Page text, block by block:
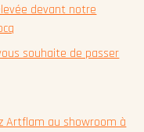
devant notre
souhaite de passer
Artflam au showroom à